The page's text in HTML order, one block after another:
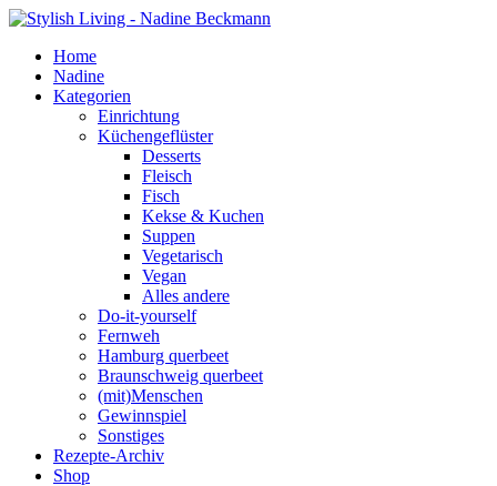
Home
Nadine
Kategorien
Einrichtung
Küchengeflüster
Desserts
Fleisch
Fisch
Kekse & Kuchen
Suppen
Vegetarisch
Vegan
Alles andere
Do-it-yourself
Fernweh
Hamburg querbeet
Braunschweig querbeet
(mit)Menschen
Gewinnspiel
Sonstiges
Rezepte-Archiv
Shop